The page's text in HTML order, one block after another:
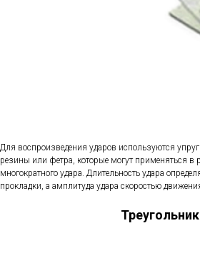
Для воспроизведения ударов используются
резины или фетра, которые могут применяться в
многократного удара. Длительность удара
прокладки, а амплитуда удара скоростью
Треугольник